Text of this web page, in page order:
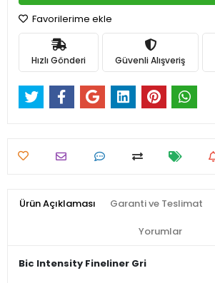
Favorilerime ekle
Hızlı Gönderi Güvenli Alışveriş
Ürün Açıklaması Garanti ve Teslimat
Yorumlar
Bic Intensity Fineliner Gri